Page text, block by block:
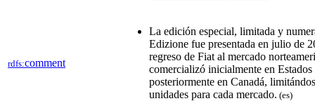
rdfs:comment
La edición especial, limitada y
Edizione​ fue presentada en julio de
regreso de Fiat al mercado
comercializó inicialmente en
posteriormente en Canadá,
unidades para cada mercado.​​ (es)